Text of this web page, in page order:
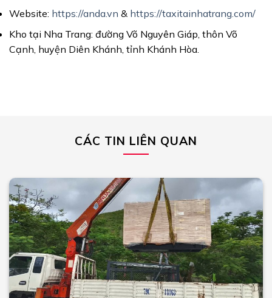
Website: https://anda.vn & https://taxitainhatrang.com/
Kho tại Nha Trang: đường Võ Nguyên Giáp, thôn Võ
Cạnh, huyện Diên Khánh, tỉnh Khánh Hòa.
CÁC TIN LIÊN QUAN